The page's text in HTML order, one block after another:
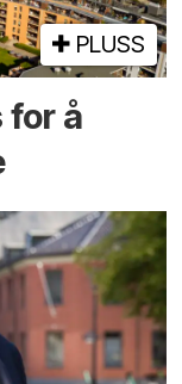
PLUSS
for å